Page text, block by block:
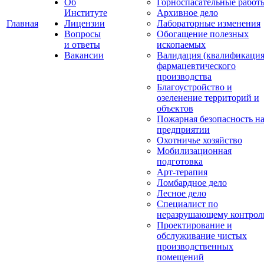
Главная
Об
Институте
Лицензии
Вопросы
и ответы
Вакансии
Горноспасательные
Архивное дело
Лабораторные изменения
Обогащение полезных
ископаемых
Валидация
фармацевтического
производства
Благоустройство и
озеленение территорий и
объектов
Пожарная безопасность на
предприятии
Охотничье хозяйство
Мобилизационная
подготовка
Арт-терапия
Ломбардное дело
Лесное дело
Специалист по
неразрушающему
Проектирование и
обслуживание чистых
производственных
помещений